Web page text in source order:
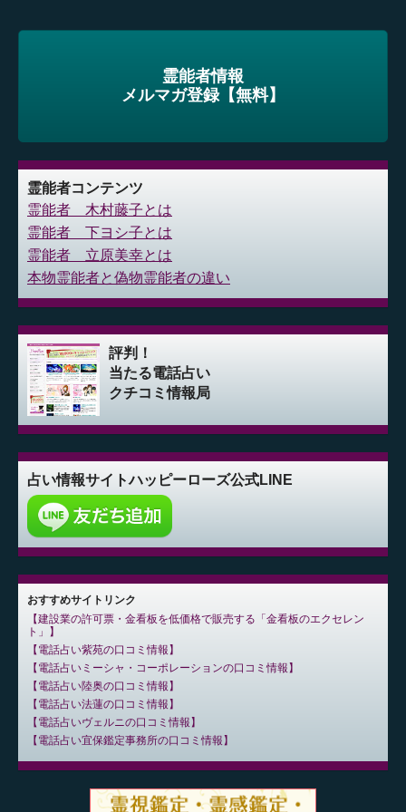
霊能者情報
メルマガ登録【無料】
霊能者コンテンツ
霊能者 木村藤子とは
霊能者 下ヨシ子とは
霊能者 立原美幸とは
本物霊能者と偽物霊能者の違い
評判！
当たる電話占い
クチコミ情報局
占い情報サイトハッピーローズ公式LINE
おすすめサイトリンク
建設業の許可票・金看板を低価格で販売する「金看板のエクセレン
ト」
電話占い紫苑の口コミ情報
電話占いミーシャ・コーポレーションの口コミ情報
電話占い陸奥の口コミ情報
電話占い法蓮の口コミ情報
電話占いヴェルニの口コミ情報
電話占い宜保鑑定事務所の口コミ情報